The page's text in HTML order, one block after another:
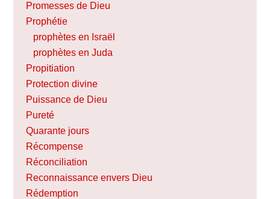
Promesses de Dieu
Prophétie
prophètes en Israël
prophètes en Juda
Propitiation
Protection divine
Puissance de Dieu
Pureté
Quarante jours
Récompense
Réconciliation
Reconnaissance envers Dieu
Rédemption